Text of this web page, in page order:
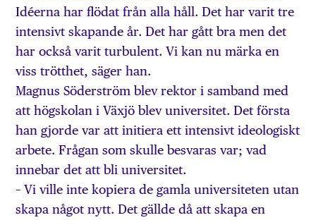
Idéerna har flödat från alla håll. Det har varit tre
intensivt skapande år. Det har gått bra men det
har också varit turbulent. Vi kan nu märka en
viss trötthet, säger han.
Magnus Söderström blev rektor i samband med
att högskolan i Växjö blev universitet. Det första
han gjorde var att initiera ett intensivt ideologiskt
arbete. Frågan som skulle besvaras var; vad
innebar det att bli universitet.
– Vi ville inte kopiera de gamla universiteten utan
skapa något nytt. Det gällde då att skapa en